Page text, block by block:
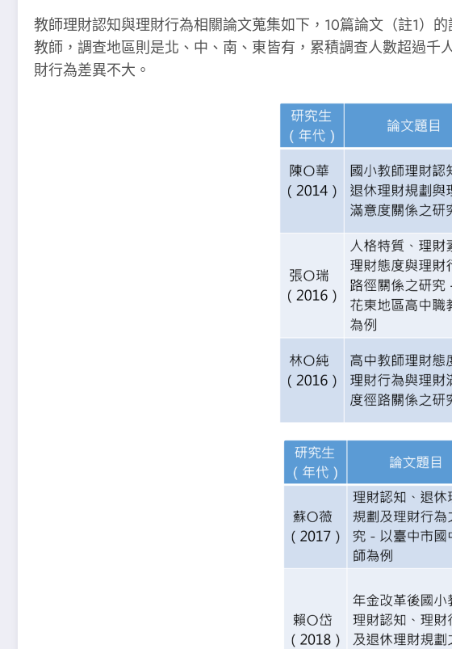
教師理財認知與理財行為相關論文蒐集如下，10篇論文（註1）
教師，調查地區則是北、中、南、東皆有，累積調查人數超過
財行為差異不大。